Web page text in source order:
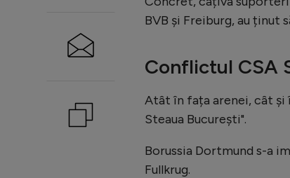
BVB și Freiburg, au ținut
Conflictul CSA
Atât în fața arenei, cât și
Steaua București".
Borussia Dortmund s-a
Fullkrug.